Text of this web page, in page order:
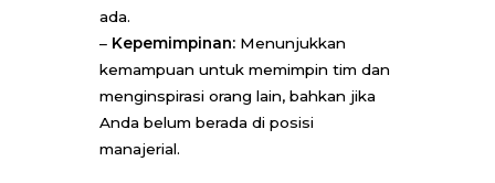
ada.
– Kepemimpinan: Menunjukkan
kemampuan untuk memimpin tim dan
menginspirasi orang lain, bahkan jika
Anda belum berada di posisi
manajerial.